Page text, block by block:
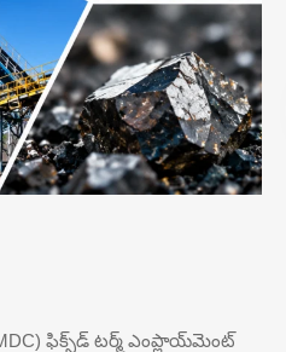
ఫిక్స్‌డ్ టర్మ్ ఎంప్లాయ్‌మెంట్